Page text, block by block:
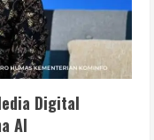
Digital
AI